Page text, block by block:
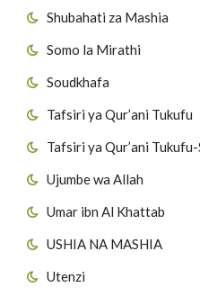
Shubahati za Mashia
Somo la Mirathi
Soudkhafa
Tafsiri ya Qur’ani Tukufu
Tafsiri ya Qur’ani
Ujumbe wa Allah
Umar ibn Al Khattab
USHIA NA MASHIA
Utenzi